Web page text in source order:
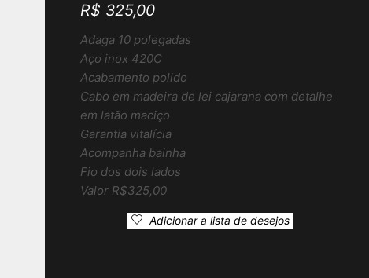
R$ 325,00
Adaga 10 polegadas
Aço inox 420C
Acabamento polido
Cabo em madeira de lei cajarana com detalhe
em latão maciço
Garantia vitalícia
Acompanha bainha
Fio dos dois lados
Valor R$325,00
Adicionar a lista de desejos